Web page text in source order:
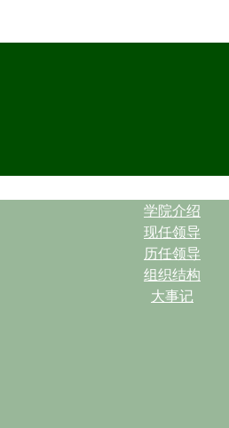
学院介绍
现任领导
历任领导
组织结构
大事记